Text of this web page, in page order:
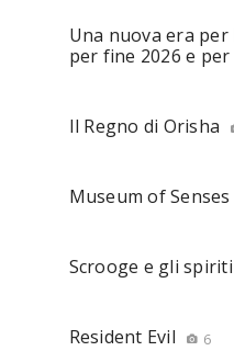
Una nuova era
per fine 2026 e per
Il Regno di Orisha
Museum of
Scrooge e gli
Resident Evil 6